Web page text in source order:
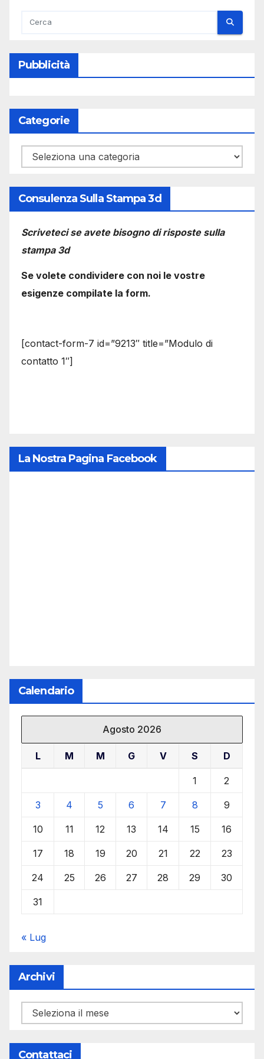
Pubblicità
Categorie
Categorie
Consulenza Sulla Stampa 3d
Scriveteci se avete bisogno di risposte sulla
stampa 3d
Se volete condividere con noi le vostre
esigenze compilate la form.
[contact-form-7 id=”9213″ title=”Modulo di
contatto 1″]
La Nostra Pagina Facebook
Calendario
Agosto 2026
L M M G V S D
1 2
3 4 5 6 7 8 9
10 11 12 13 14 15 16
17 18 19 20 21 22 23
24 25 26 27 28 29 30
31
« Lug
Archivi
Archivi
Contattaci